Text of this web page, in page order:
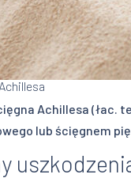
Achillesa (łac.
lub ścięgnem